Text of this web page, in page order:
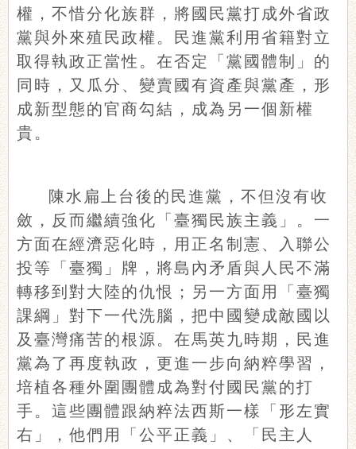
權，不惜分化族群，將國民黨打成外省政
黨與外來殖民政權。民進黨利用省籍對立
取得執政正當性。在否定「黨國體制」的
同時，又瓜分、變賣國有資產與黨產，形
成新型態的官商勾結，成為另一個新權
貴。
陳水扁上台後的民進黨，不但沒有收
斂，反而繼續強化「臺獨民族主義」。一
方面在經濟惡化時，用正名制憲、入聯公
投等「臺獨」牌，將島內矛盾與人民不滿
轉移到對大陸的仇恨；另一方面用「臺獨
課綱」對下一代洗腦，把中國變成敵國以
及臺灣痛苦的根源。在馬英九時期，民進
黨為了再度執政，更進一步向納粹學習，
培植各種外圍團體成為對付國民黨的打
手。這些團體跟納粹法西斯一樣「形左實
右」，他們用「公平正義」、「民主人